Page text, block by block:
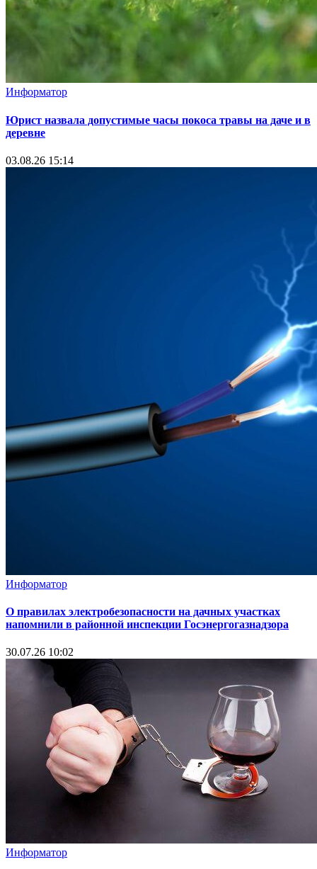
Информатор
Юрист назвала допустимые часы покоса травы на даче и в
деревне
03.08.26 15:14
Информатор
О правилах электробезопасности на дачных участках
напомнили в районной инспекции Госэнергогазнадзора
30.07.26 10:02
Информатор